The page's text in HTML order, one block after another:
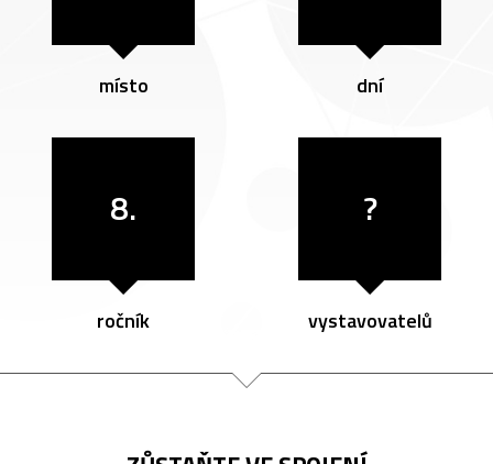
místo dní
8.
ročník
?
vystavovatelů